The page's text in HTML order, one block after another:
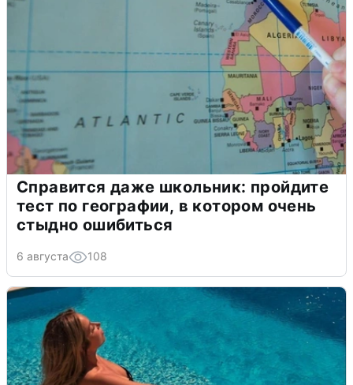
Справится даже школьник: пройдите
тест по географии, в котором очень
стыдно ошибиться
6 августа 108